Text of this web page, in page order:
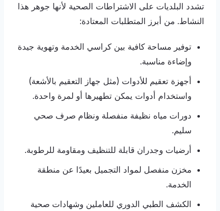
تشدد البلديات على الاشتراطات الصحية لأنها جوهر هذا
النشاط. من أبرز المتطلبات المعتادة:
توفير مساحة كافية بين كراسي الخدمة وتهوية جيدة
وإضاءة مناسبة.
أجهزة تعقيم للأدوات (مثل جهاز التعقيم بالأشعة)
واستخدام أدوات يمكن تطهيرها أو لمرة واحدة.
دورات مياه نظيفة منفصلة ونظام صرف صحي
سليم.
أرضيات وجدران قابلة للتنظيف ومقاومة للرطوبة.
مخزن منفصل لمواد التجميل بعيدًا عن منطقة
الخدمة.
الكشف الطبي الدوري للعاملين وشهادات صحية